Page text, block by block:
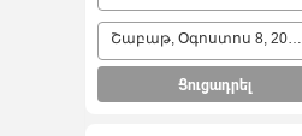
Շաբաթ, Օգոստոս 8, 2026
Ցուցադրել